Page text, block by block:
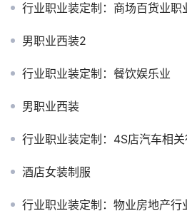
行业职业装定制：商场百货业职
男职业西装2
行业职业装定制：餐饮娱乐业
男职业西装
行业职业装定制：4S店汽车相关
酒店女装制服
行业职业装定制：物业房地产行